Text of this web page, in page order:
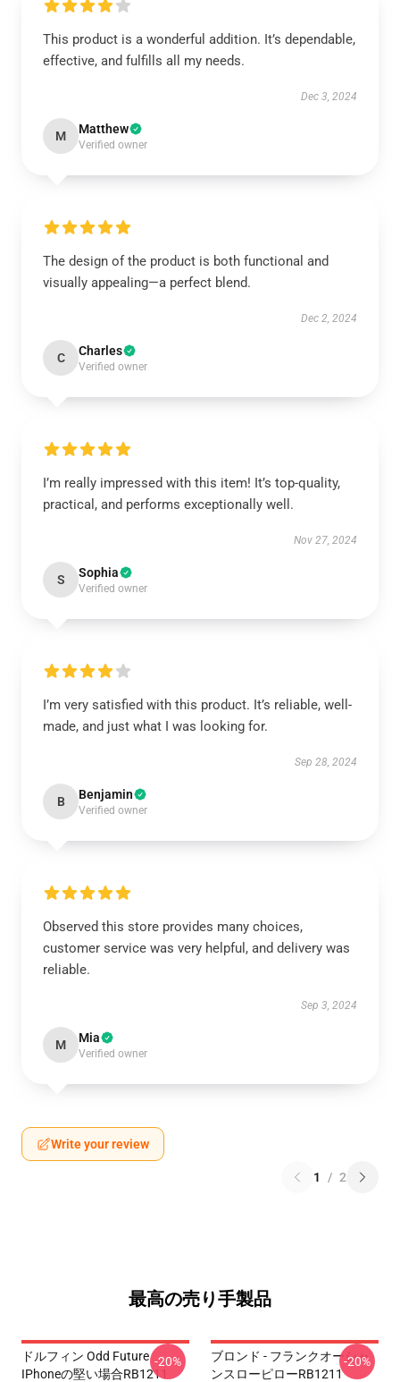
This product is a wonderful addition. It’s dependable,
effective, and fulfills all my needs.
Dec 3, 2024
M Matthew
Verified owner
The design of the product is both functional and
visually appealing—a perfect blend.
Dec 2, 2024
C Charles
Verified owner
I’m really impressed with this item! It’s top-quality,
practical, and performs exceptionally well.
Nov 27, 2024
S Sophia
Verified owner
I’m very satisfied with this product. It’s reliable, well-
made, and just what I was looking for.
Sep 28, 2024
B Benjamin
Verified owner
Observed this store provides many choices,
customer service was very helpful, and delivery was
reliable.
Sep 3, 2024
M Mia
Verified owner
Write your review
1 / 2
最高の売り手製品
ドルフィン Odd Future
IPhoneの堅い場合RB1211
-20%
ブロンド - フランクオーシャ
ンスローピローRB1211
-20%